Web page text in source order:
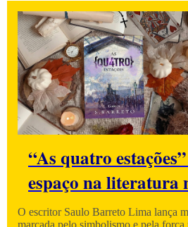
“As quatro
espaço na literatura
O escritor Saulo Barreto Lima lança
marcada pelo simbolismo e pela